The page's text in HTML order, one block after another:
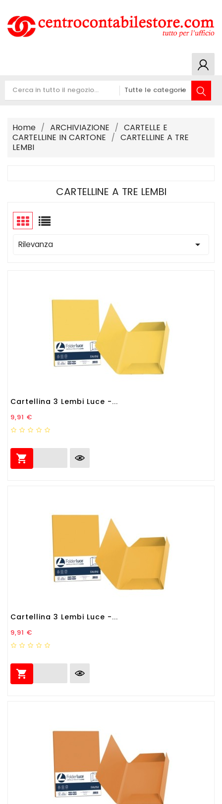
Home ARCHIVIAZIONE
CARTELLE E
CARTELLINE IN CARTONE
CARTELLINE A TRE
LEMBI
CARTELLINE A TRE LEMBI
Rilevanza 
Cartellina 3 Lembi Luce -...
Prezzo
9,91 €

Cartellina 3 Lembi Luce -...
Prezzo
9,91 €
